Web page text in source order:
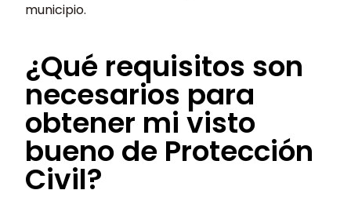
municipio.
¿Qué requisitos son
necesarios para
obtener mi visto
bueno de Protección
Civil?